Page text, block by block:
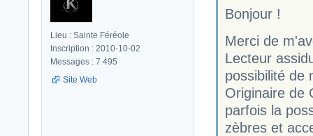
Lieu : Sainte Féréole
Inscription : 2010-10-02
Messages : 7 495
Site Web
Bonjour !
Merci de
Lecteur
possibilité de
Originaire de
parfois la
zèbres et